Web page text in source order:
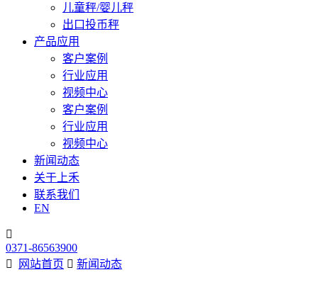
儿童秤/婴儿秤
出口投币秤
产品应用
客户案例
行业应用
视频中心
客户案例
行业应用
视频中心
新闻动态
关于上禾
联系我们
EN

0371-86563900

网站首页  新闻动态